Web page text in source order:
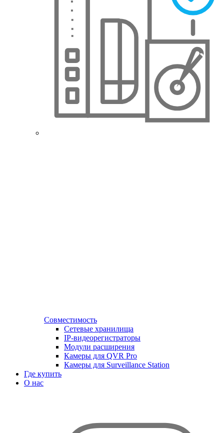
Совместимость
Сетевые хранилища
IP-видеорегистраторы
Модули расширения
Камеры для QVR Pro
Камеры для Surveillance Station
Где купить
О нас